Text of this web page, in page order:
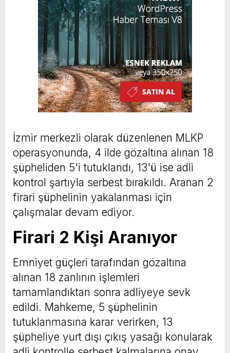
İzmir merkezli olarak düzenlenen MLKP
operasyonunda, 4 ilde gözaltına alınan 18
şüpheliden 5'i tutuklandı, 13'ü ise adli
kontrol şartıyla serbest bırakıldı. Aranan 2
firari şüphelinin yakalanması için
çalışmalar devam ediyor.
Firari 2 Kişi Aranıyor
Emniyet güçleri tarafından gözaltına
alınan 18 zanlının işlemleri
tamamlandıktan sonra adliyeye sevk
edildi. Mahkeme, 5 şüphelinin
tutuklanmasına karar verirken, 13
şüpheliye yurt dışı çıkış yasağı konularak